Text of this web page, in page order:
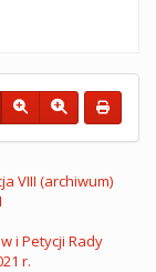
VIII (archiwum)
i Petycji Rady
r.